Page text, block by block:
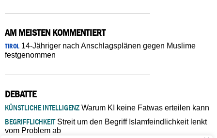
AM MEISTEN KOMMENTIERT
TIROL14-Jähriger nach Anschlagsplänen gegen Muslime
festgenommen
DEBATTE
KÜNSTLICHE INTELLIGENZ Warum KI keine Fatwas erteilen kann
BEGRIFFLICHKEITStreit um den Begriff Islamfeindlichkeit lenkt
vom Problem ab